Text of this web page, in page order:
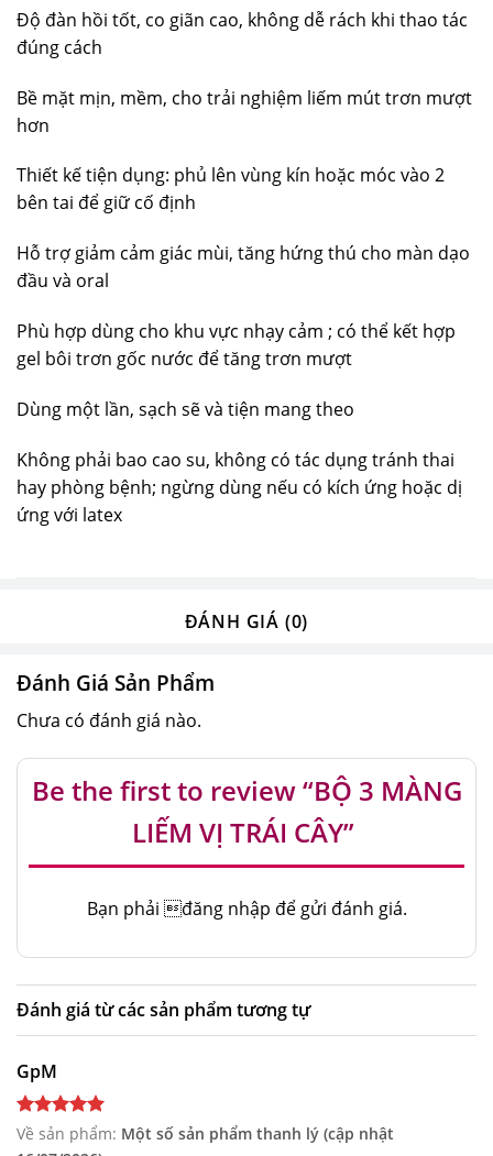
Độ đàn hồi tốt, co giãn cao, không dễ rách khi thao tác
đúng cách
Bề mặt mịn, mềm, cho trải nghiệm liếm mút trơn mượt
hơn
Thiết kế tiện dụng: phủ lên vùng kín hoặc móc vào 2
bên tai để giữ cố định
Hỗ trợ giảm cảm giác mùi, tăng hứng thú cho màn dạo
đầu và oral
Phù hợp dùng cho khu vực nhạy cảm ; có thể kết hợp
gel bôi trơn gốc nước để tăng trơn mượt
Dùng một lần, sạch sẽ và tiện mang theo
Không phải bao cao su, không có tác dụng tránh thai
hay phòng bệnh; ngừng dùng nếu có kích ứng hoặc dị
ứng với latex
ĐÁNH GIÁ (0)
Đánh Giá Sản Phẩm
Chưa có đánh giá nào.
Be the first to review “BỘ 3 MÀNG
LIẾM VỊ TRÁI CÂY”
Bạn phải đăng nhập để gửi đánh giá.
Đánh giá từ các sản phẩm tương tự
GpM
Về sản phẩm: Một số sản phẩm thanh lý (cập nhật